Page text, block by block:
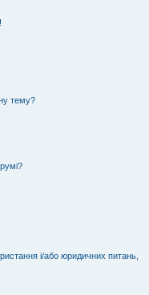
тему?
і/або юридичних питань,